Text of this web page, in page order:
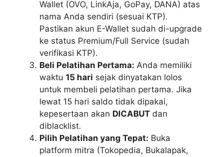
Wallet (OVO, LinkAja, GoPay, DANA) atas
nama Anda sendiri (sesuai KTP).
Pastikan akun E-Wallet sudah di-upgrade
ke status Premium/Full Service (sudah
verifikasi KTP).
Beli Pelatihan Pertama: Anda memiliki
waktu 15 hari sejak dinyatakan lolos
untuk membeli pelatihan pertama. Jika
lewat 15 hari saldo tidak dipakai,
kepesertaan akan DICABUT dan
diblacklist.
Pilih Pelatihan yang Tepat: Buka
platform mitra (Tokopedia, Bukalapak,